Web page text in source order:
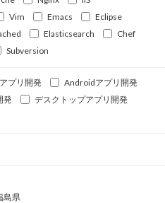
Vim Emacs
Eclipse
Elasticsearch
Chef
Subversion
プリ開発
Androidアプリ開発
発
デスクトップアプリ開発
島県